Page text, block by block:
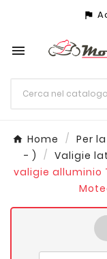
assistant_photo

Home Per
- )
Valigie
valigie alluminio